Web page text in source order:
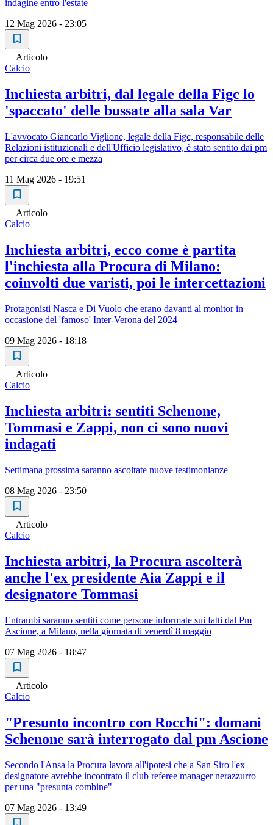
indagine entro l'estate
12 Mag 2026 - 23:05
Articolo
Calcio
Inchiesta arbitri, dal legale della Figc lo
'spaccato' delle bussate alla sala Var
L'avvocato Giancarlo Viglione, legale della Figc, responsabile delle
Relazioni istituzionali e dell'Ufficio legislativo, è stato sentito dai pm
per circa due ore e mezza
11 Mag 2026 - 19:51
Articolo
Calcio
Inchiesta arbitri, ecco come è partita
l'inchiesta alla Procura di Milano:
coinvolti due varisti, poi le intercettazioni
Protagonisti Nasca e Di Vuolo che erano davanti al monitor in
occasione del 'famoso' Inter-Verona del 2024
09 Mag 2026 - 18:18
Articolo
Calcio
Inchiesta arbitri: sentiti Schenone,
Tommasi e Zappi, non ci sono nuovi
indagati
Settimana prossima saranno ascoltate nuove testimonianze
08 Mag 2026 - 23:50
Articolo
Calcio
Inchiesta arbitri, la Procura ascolterà
anche l'ex presidente Aia Zappi e il
designatore Tommasi
Entrambi saranno sentiti come persone informate sui fatti dal Pm
Ascione, a Milano, nella giornata di venerdì 8 maggio
07 Mag 2026 - 18:47
Articolo
Calcio
"Presunto incontro con Rocchi": domani
Schenone sarà interrogato dal pm Ascione
Secondo l'Ansa la Procura lavora all'ipotesi che a San Siro l'ex
designatore avrebbe incontrato il club referee manager nerazzurro
per una "presunta combine"
07 Mag 2026 - 13:49